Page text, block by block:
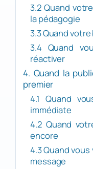
3.2 Quand
la pédagogie
3.3 Quand
3.4 Quand
réactiver
4. Quand la
premier
4.1 Quand
immédiate
4.2 Quand
encore
4.3 Quand
message